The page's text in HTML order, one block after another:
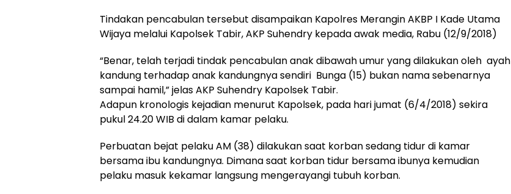
Tindakan pencabulan tersebut disampaikan Kapolres Merangin AKBP I Kade Utama
Wijaya melalui Kapolsek Tabir, AKP Suhendry kepada awak media, Rabu (12/9/2018)
“Benar, telah terjadi tindak pencabulan anak dibawah umur yang dilakukan oleh ayah
kandung terhadap anak kandungnya sendiri Bunga (15) bukan nama sebenarnya
sampai hamil,” jelas AKP Suhendry Kapolsek Tabir.
Adapun kronologis kejadian menurut Kapolsek, pada hari jumat (6/4/2018) sekira
pukul 24.20 WIB di dalam kamar pelaku.
Perbuatan bejat pelaku AM (38) dilakukan saat korban sedang tidur di kamar
bersama ibu kandungnya. Dimana saat korban tidur bersama ibunya kemudian
pelaku masuk kekamar langsung mengerayangi tubuh korban.